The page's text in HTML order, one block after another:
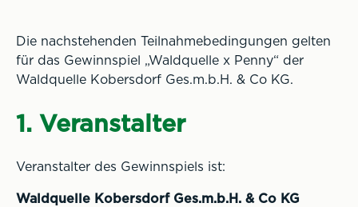
Die nachstehenden Teilnahmebedingungen gelten
für das Gewinnspiel „Waldquelle x Penny“ der
Waldquelle Kobersdorf Ges.m.b.H. & Co KG.
1. Veranstalter
Veranstalter des Gewinnspiels ist:
Waldquelle Kobersdorf Ges.m.b.H. & Co KG